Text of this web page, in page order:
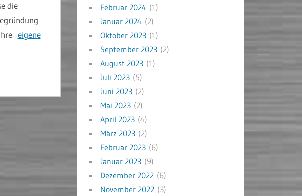
die
eigene
Februar 2024 (1)
Januar 2024 (2)
Oktober 2023 (1)
September 2023 (2)
August 2023 (1)
Juli 2023 (5)
Juni 2023 (2)
Mai 2023 (2)
April 2023 (4)
März 2023 (2)
Februar 2023 (6)
Januar 2023 (9)
Dezember 2022 (6)
November 2022 (3)